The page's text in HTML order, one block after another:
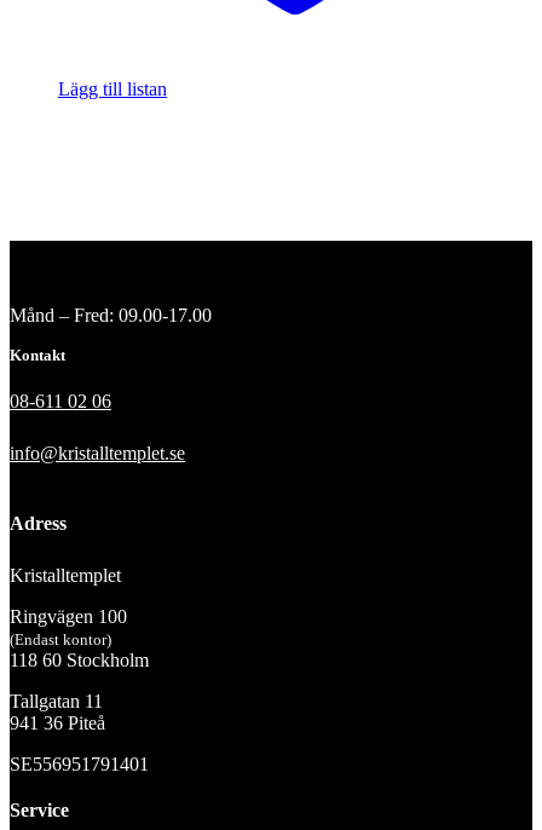
Lägg till listan
Månd – Fred: 09.00-17.00
Kontakt
08-611 02 06
info@kristalltemplet.se
Adress
Kristalltemplet
Ringvägen 100
(Endast kontor)
118 60 Stockholm
Tallgatan 11
941 36 Piteå
SE556951791401
Service